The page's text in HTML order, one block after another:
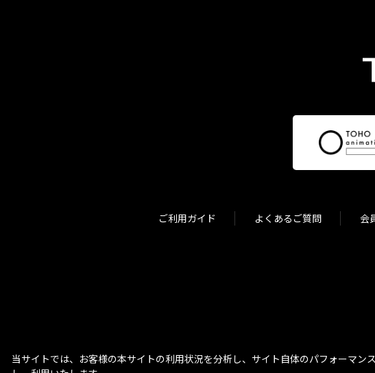
ご利用ガイド よくあるご質問 会
当サイトでは、お客様の本サイトの利用状況を分析し、サイト自体のパフォーマ